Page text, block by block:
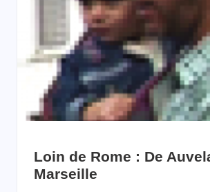
Loin de Rome : De
Marseille